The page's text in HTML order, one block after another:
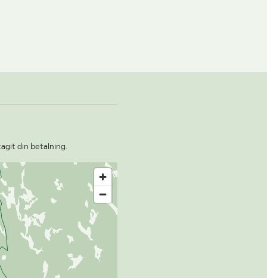
din betalning.